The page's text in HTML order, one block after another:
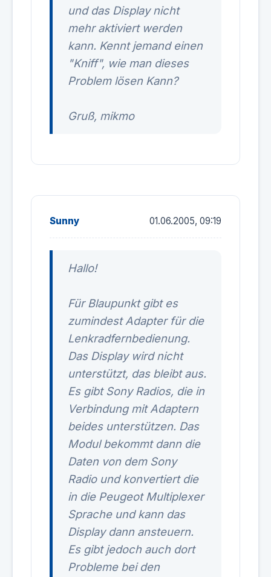
und das Display nicht
mehr aktiviert werden
kann. Kennt jemand einen
"Kniff", wie man dieses
Problem lösen Kann?
Gruß, mikmo
Sunny 01.06.2005, 09:19
Hallo!
Für Blaupunkt gibt es
zumindest Adapter für die
Lenkradfernbedienung.
Das Display wird nicht
unterstützt, das bleibt aus.
Es gibt Sony Radios, die in
Verbindung mit Adaptern
beides unterstützen. Das
Modul bekommt dann die
Daten von dem Sony
Radio und konvertiert die
in die Peugeot Multiplexer
Sprache und kann das
Display dann ansteuern.
Es gibt jedoch auch dort
Probleme bei den